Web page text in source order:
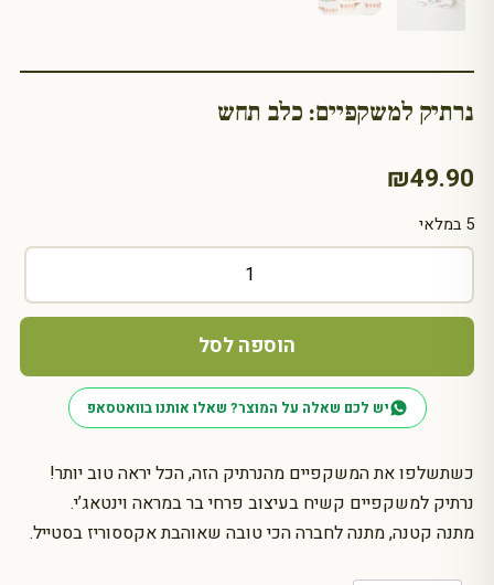
נרתיק למשקפיים: כלב תחש
₪49.90
כשתשלפו את המשקפיים מהנרתיק הזה, הכל יראה טוב יותר!
נרתיק למשקפיים קשיח בעיצוב פרחי בר במראה וינטאג’י.
מתנה קטנה, מתנה לחברה הכי טובה שאוהבת אקססוריז בסטייל.
5 במלאי
כמות
נרתיק
כלב
הוספה לסל
יש לכם שאלה על המוצר? שאלו אותנו בוואטסאפ